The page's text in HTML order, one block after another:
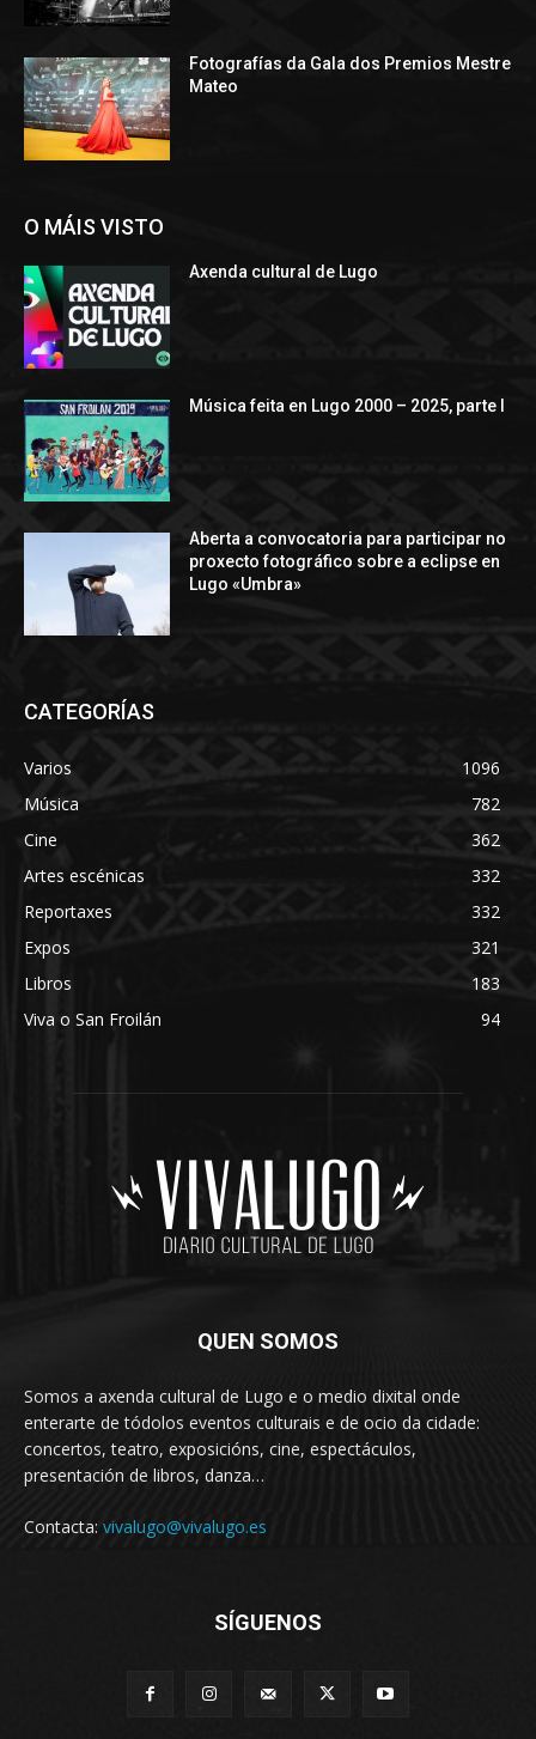
Fotografías da Gala dos Premios Mestre
Mateo
O MÁIS VISTO
Axenda cultural de Lugo
Música feita en Lugo 2000 – 2025, parte I
Aberta a convocatoria para participar no
proxecto fotográfico sobre a eclipse en
Lugo «Umbra»
CATEGORÍAS
Varios
1096
Música
782
Cine
362
Artes escénicas
332
Reportaxes
332
Expos
321
Libros
183
Viva o San Froilán
94
QUEN SOMOS
Somos a axenda cultural de Lugo e o medio dixital onde
enterarte de tódolos eventos culturais e de ocio da cidade:
concertos, teatro, exposicións, cine, espectáculos,
presentación de libros, danza…
Contacta: vivalugo@vivalugo.es
SÍGUENOS